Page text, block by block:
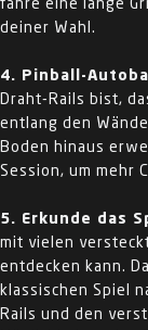
fahre eine lange
deiner Wahl.
4. Pinball-
Draht-Rails bist,
entlang den
Boden hinaus
Session, um mehr
5. Erkunde das
mit vielen
entdecken kann.
klassischen Spiel
Rails und den